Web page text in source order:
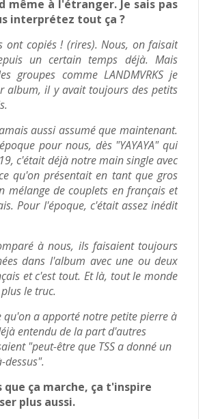
même à l'étranger. Je sais pas
interprétez tout ça ?
ont copiés ! (rires). Nous, on faisait
un certain temps déjà. Mais
groupes comme LANDMVRKS je
album, il y avait toujours des petits
aussi assumé que maintenant.
pour nous, dès "YAYAYA" qui
c'était déjà notre main single avec
qu'on présentait en tant que gros
mélange de couplets en français et
Pour l'époque, c'était assez inédit
à nous, ils faisaient toujours
dans l'album avec une ou deux
et c'est tout. Et là, tout le monde
le truc.
qu'on a apporté notre petite pierre à
entendu de la part d'autres
"peut-être que TSS a donné un
dessus".
que ça marche, ça t'inspire
plus aussi.